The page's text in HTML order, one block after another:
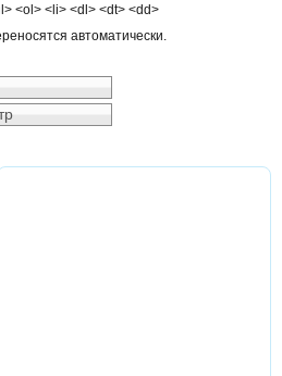
<ol> <li> <dl> <dt> <dd>
автоматически.